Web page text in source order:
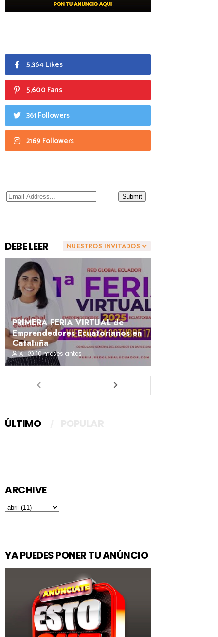
5,364 Likes
5,600 Fans
361 Followers
2169 Followers
NUESTROS INVITADOS
DEBE LEER
PRIMERA FERIA VIRTUAL de
Emprendedores Ecuatorianos en
Cataluña
A 10 meses antes
ÚLTIMO
ARCHIVE
YA PUEDES PONER TU ANÚNCIO